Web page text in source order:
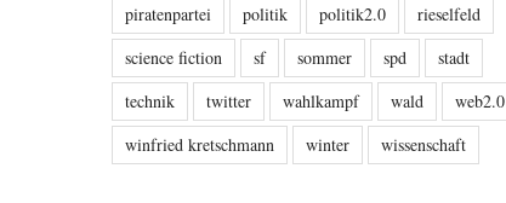
piratenpartei
politik politik2.0
rieselfeld
science fiction
sf sommer spd
stadt
technik
twitter wahlkampf wald
web2.0
winfried kretschmann
winter wissenschaft